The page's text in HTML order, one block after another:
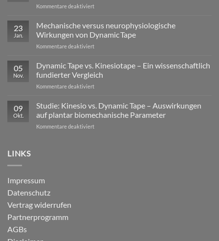
Kommentare deaktiviertfür
Profisport
–
reine
Stabilisation
ausreicht
23
Jan.
Mechanische versus neurophysiologische
Wirkungen von Dynamic Tape
Kommentare deaktiviertfür
versus
neurophysiologische
Wirkungen
von
05
Nov.
Dynamic Tape vs. Kinesiotape – Ein wissenschaftlich
fundierter Vergleich
Kommentare deaktiviertfür
Tape
Kinesiotape
–
09
Okt.
Studie: Kinesio vs. Dynamic Tape – Auswirkungen
auf plantar biomechanische Parameter
Kommentare deaktiviertfür
LINKS
Impressum
Datenschutz
Vertrag widerrufen
Partnerprogramm
AGBs